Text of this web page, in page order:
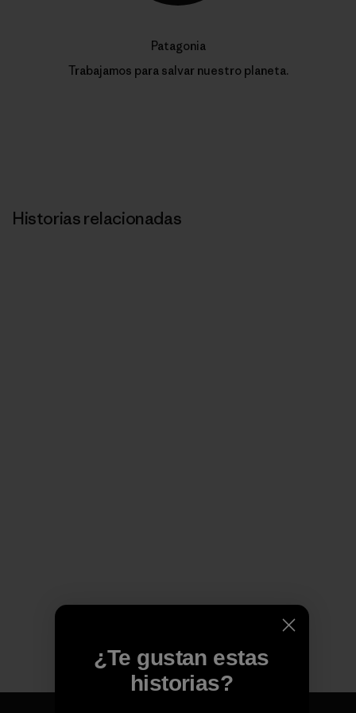
Patagonia
Trabajamos para salvar nuestro planeta.
Historias relacionadas
¿Te gustan estas
historias?